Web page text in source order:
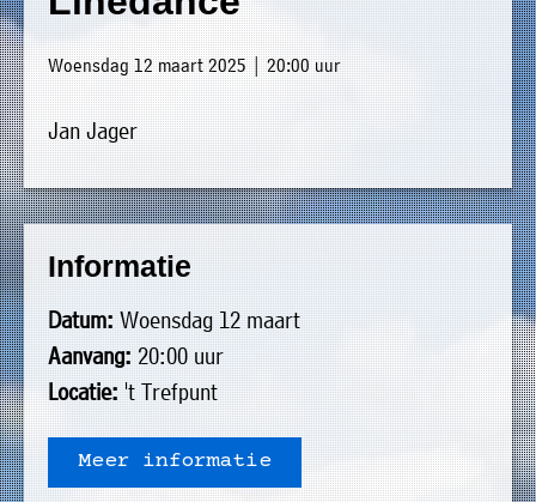
Woensdag 12 maart 2025 | 20:00 uur
Jan Jager
Informatie
Datum:Woensdag 12 maart
Aanvang:20:00 uur
Locatie:'t Trefpunt
Meer informatie
»
Welkom
»
Nieuws
»
Agenda
»
Verenigingen
»
Bedrijven
»
Plaatselijk
belang
»
Op
dit
moment
bestaat
het
bestuur
uit
de
volgende
personen:
Voorzitter
vacant
Secretaris
Michiel
Modderman